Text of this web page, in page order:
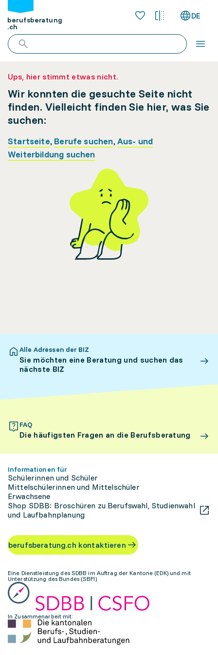
berufsberatung
.ch
DE
Ups, hier stimmt etwas nicht.
Wir konnten die gesuchte Seite nicht
finden. Vielleicht finden Sie hier, was Sie
suchen:
Startseite, Berufe suchen,Aus- und
Weiterbildung suchen
Alle Adressen der BIZ
Sie möchten eine Beratung und suchen das
nächste BIZ
FAQ
Die häufigsten Fragen an die Berufsberatung
Informationen für
Schülerinnen und Schüler
Mittelschülerinnen und Mittelschüler
Erwachsene
Shop SDBB: Broschüren zu Berufswahl, Studienwahl
und Laufbahnplanung
berufsberatung.ch kontaktieren
Eine Dienstleistung des SDBB im Auftrag der Kantone (EDK) und mit
Unterstützung des Bundes (SBFI)
In Zusammenarbeit mit: